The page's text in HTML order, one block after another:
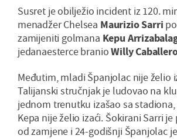
Susret je obilježio incident iz 120.
menadžer Chelsea Maurizio Sarri
zamijeniti golmana Kepu
jedanaesterce branioWilly
Međutim, mladi Španjolac nije želio
Talijanski stručnjak je ludovao na
jednom trenutku izašao sa
Kepa nije želio izaći. Šokirani Sarri
od zamjene i 24-godišnji Španjolac